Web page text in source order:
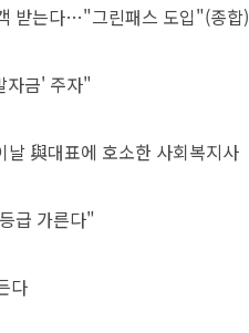
받는다…"그린패스 도입"(종합)
자금' 주자"
與대표에 호소한 사회복지사
급 가른다"
다